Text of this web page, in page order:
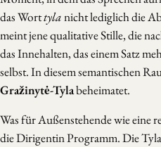
das Worttylanicht lediglich die
meint jene qualitative Stille, die
das Innehalten, das einem Satz
selbst. In diesem semantischen
Gražinytė-Tylabeheimatet.
Was für Außenstehende wie
die Dirigentin Programm. Die